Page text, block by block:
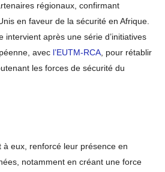
régionaux, confirmant
en faveur de la sécurité en Afrique.
intervient après une série d’initiatives
avec l’EUTM-RCA, pour rétablir
les forces de sécurité du
à eux, renforcé leur présence en
notamment en créant une force